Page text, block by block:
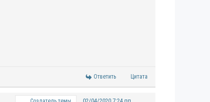
Ответить Цитата